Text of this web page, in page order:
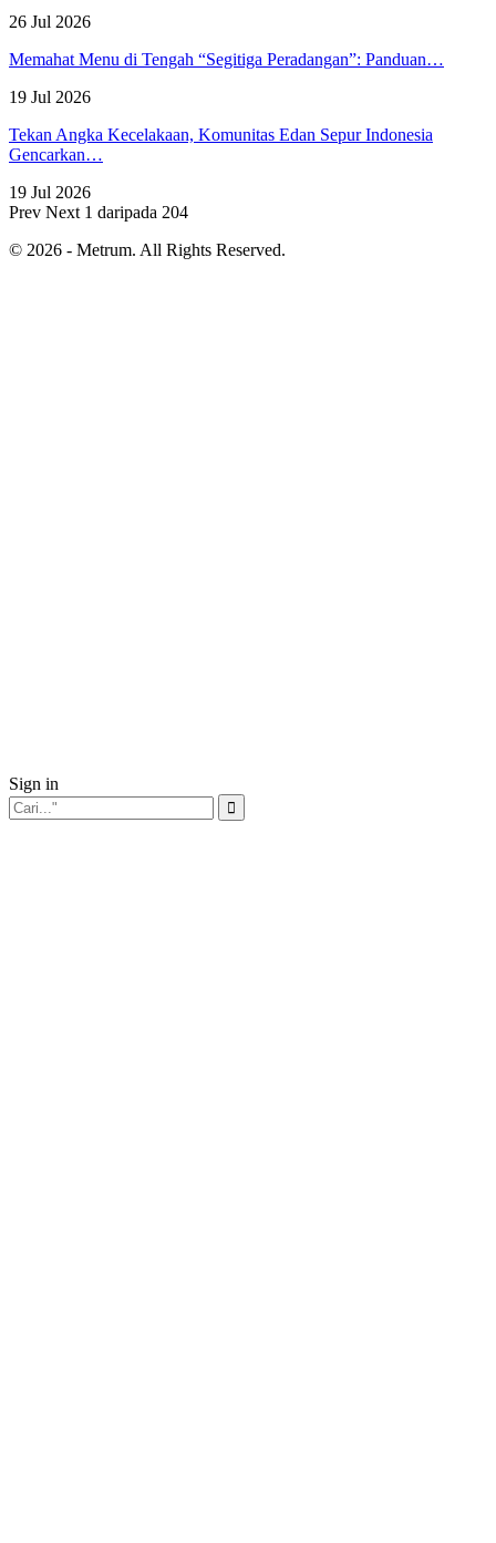
26 Jul 2026
Memahat Menu di Tengah “Segitiga Peradangan”: Panduan…
19 Jul 2026
Tekan Angka Kecelakaan, Komunitas Edan Sepur Indonesia
Gencarkan…
19 Jul 2026
Prev Next 1 daripada 204
© 2026 - Metrum. All Rights Reserved.
Sign in